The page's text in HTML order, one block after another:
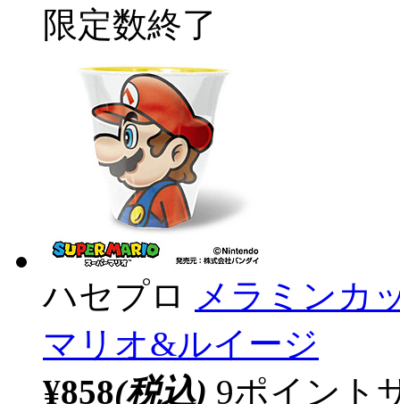
限定数終了
ハセプロ メラミン
マリオ&ルイージ
¥858(税込) 9ポイント